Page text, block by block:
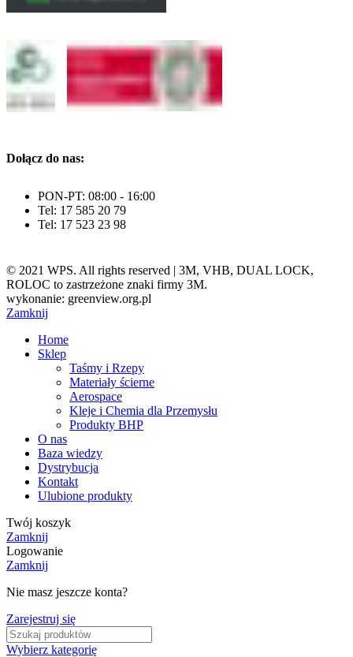
Dołącz do nas:
PON-PT: 08:00 - 16:00
Tel: 17 585 20 79
Tel: 17 523 23 98
© 2021 WPS. All rights reserved | 3M, VHB, DUAL LOCK,
ROLOC to zastrzeżone znaki firmy 3M.
wykonanie: greenview.org.pl
Zamknij
Home
Sklep
Taśmy i Rzepy
Materiały ścierne
Aerospace
Kleje i Chemia dla Przemysłu
Produkty BHP
O nas
Baza wiedzy
Dystrybucja
Kontakt
Ulubione produkty
Twój koszyk
Zamknij
Logowanie
Zamknij
Nie masz jeszcze konta?
Zarejestruj się
Wybierz kategorię